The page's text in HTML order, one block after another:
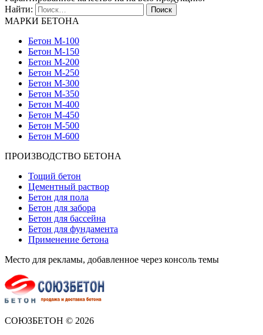
Найти:
МАРКИ БЕТОНА
Бетон М-100
Бетон М-150
Бетон М-200
Бетон М-250
Бетон М-300
Бетон М-350
Бетон М-400
Бетон М-450
Бетон М-500
Бетон М-600
ПРОИЗВОДСТВО БЕТОНА
Тощий бетон
Цементный раствор
Бетон для пола
Бетон для забора
Бетон для бассейна
Бетон для фундамента
Применение бетона
Место для рекламы, добавленное через консоль темы
СОЮЗБЕТОН © 2026